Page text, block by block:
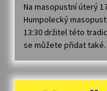
14.
odkaz
Na masopustní úterý
Humpolecký
13:30 držitel této
se můžete přidat také.